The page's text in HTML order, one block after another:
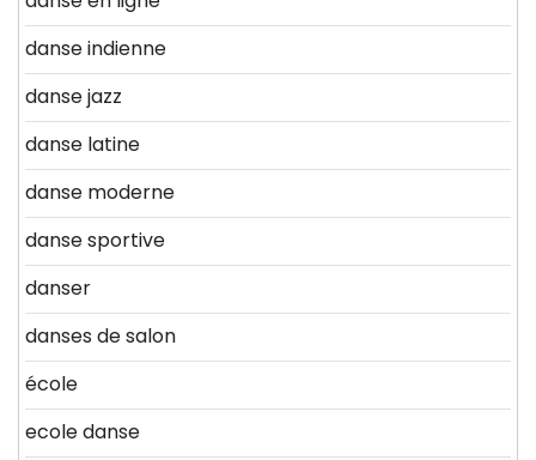
danse indienne
danse jazz
danse latine
danse moderne
danse sportive
danser
danses de salon
école
ecole danse